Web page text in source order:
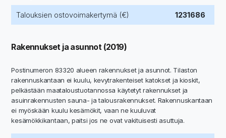
Talouksien ostovoimakertymä (€) 1231686
Rakennukset ja asunnot (2019)
Postinumeron 83320 alueen rakennukset ja asunnot. Tilaston
rakennuskantaan ei kuulu, kevytrakenteiset katokset ja kioskit,
pelkästään maataloustuotannossa käytetyt rakennukset ja
asuinrakennusten sauna- ja talousrakennukset. Rakennuskantaan
ei myöskään kuulu kesämökit, vaan ne kuuluvat
kesämökkikantaan, paitsi jos ne ovat vakituisesti asuttuja.